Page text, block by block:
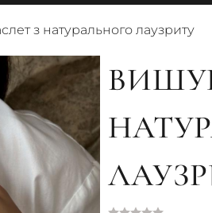
з натурального лаузриту